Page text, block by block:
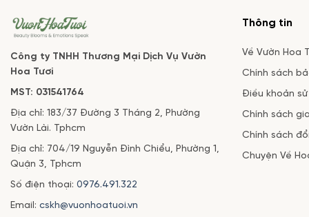
Công ty TNHH Thương Mại Dịch Vụ Vườn
Hoa Tươi
MST: 031541764
Địa chỉ: 183/37 Đường 3 Tháng 2, Phường
Vườn Lài. Tphcm
Địa chỉ: 704/19 Nguyễn Đình Chiểu, Phường 1,
Quận 3, Tphcm
Số điện thoại: 0976.491.322
Email: cskh@vuonhoatuoi.vn
Thông tin
Về Vườn Hoa
Chính sách
Điều khoản
Chính sách
Chính sách
Chuyện Về